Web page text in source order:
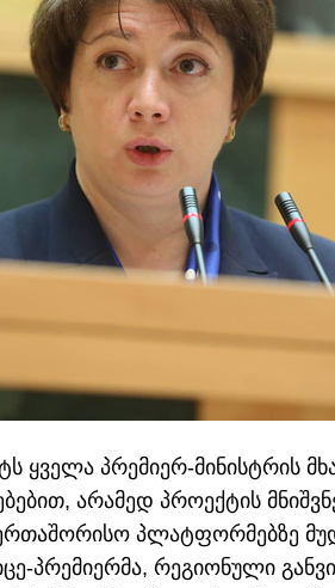
ყველა პრემიერ-მინისტრის
არამედ პროექტის
პლატფორმებზე
პრემიერმა, რეგიონული